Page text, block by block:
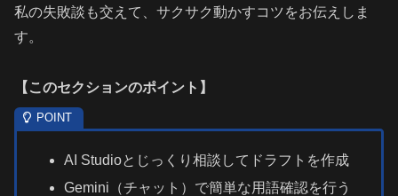
私の失敗談も交えて、サクサク動かすコツをお伝えしま
す。
【 このセクションのポイント 】
AI Studioとじっくり相談してドラフトを作成
Gemini（チャット）で簡単な用語確認を行う